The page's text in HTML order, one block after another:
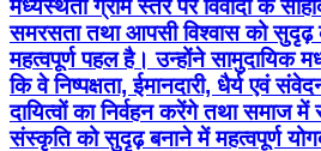
मध्यस्थता ग्राम स्तर पर विवादों के
समरसता तथा आपसी विश्वास को सुदृढ़
महत्वपूर्ण पहल है। उन्होंने सामुदायिक
कि वे निष्पक्षता, ईमानदारी, धैर्य एवं
दायित्वों का निर्वहन करेंगे तथा समाज
संस्कृति को सुदृढ़ बनाने में महत्वपूर्ण